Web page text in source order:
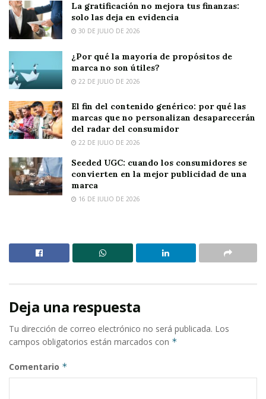
La gratificación no mejora tus finanzas:
solo las deja en evidencia
30 DE JULIO DE 2026
¿Por qué la mayoría de propósitos de
marca no son útiles?
22 DE JULIO DE 2026
El fin del contenido genérico: por qué las
marcas que no personalizan desaparecerán
del radar del consumidor
22 DE JULIO DE 2026
Seeded UGC: cuando los consumidores se
convierten en la mejor publicidad de una
marca
16 DE JULIO DE 2026
Deja una respuesta
Tu dirección de correo electrónico no será publicada. Los
campos obligatorios están marcados con *
Comentario *